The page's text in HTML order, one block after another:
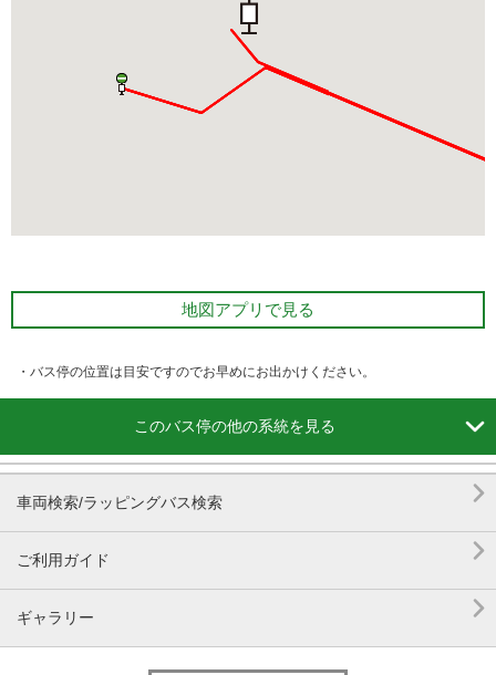
地図アプリで見る
・バス停の位置は目安ですのでお早めにお出かけください。
このバス停の他の系統を見る 
車両検索/ラッピングバス検索 
ご利用ガイド 
ギャラリー 